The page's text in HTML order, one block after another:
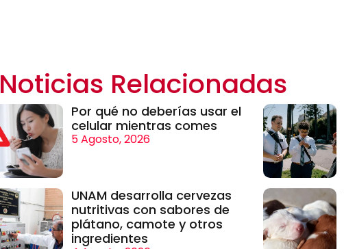
Noticias Relacionadas
Por qué no deberías usar el
celular mientras comes
5 Agosto, 2026
UNAM desarrolla cervezas
nutritivas con sabores de
plátano, camote y otros
ingredientes